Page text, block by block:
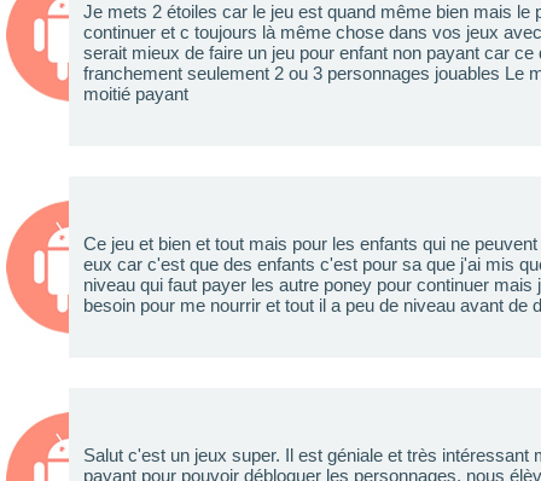
Je mets 2 étoiles car le jeu est quand même bien mais
continuer et c toujours là même chose dans vos jeux
serait mieux de faire un jeu pour enfant non payant car
franchement seulement 2 ou 3 personnages jouables Le
moitié payant
Ce jeu et bien et tout mais pour les enfants qui ne
eux car c'est que des enfants c'est pour sa que j'ai mis
niveau qui faut payer les autre poney pour continuer
besoin pour me nourrir et tout il a peu de niveau avant
Salut c'est un jeux super. Il est géniale et très
payant pour pouvoir débloquer les personnages, nous